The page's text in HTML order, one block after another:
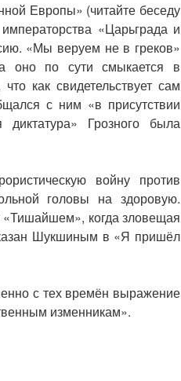
Европы» (читайте беседу
«Царьграда и
«Мы веруем не в греков»
оно по сути смыкается в
как свидетельствует сам
с ним «в присутствии
Грозного была
войну против
головы на здоровую.
когда зловещая
Шукшиным в «Я пришёл
с тех времён выражение
изменникам».